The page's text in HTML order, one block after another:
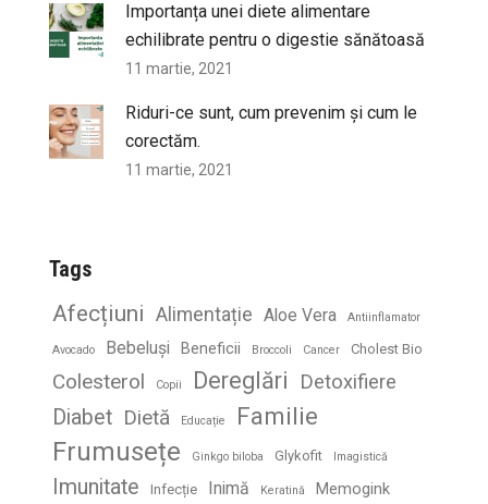
Importanța unei diete alimentare
echilibrate pentru o digestie sănătoasă
11 martie, 2021
Riduri-ce sunt, cum prevenim și cum le
corectăm.
11 martie, 2021
Tags
Afecțiuni Alimentație Aloe Vera Antiinflamator
Avocado Bebeluși Beneficii Broccoli Cancer Cholest Bio
Colesterol Copii Dereglări Detoxifiere
Diabet Dietă Educație Familie
Frumusețe Ginkgo biloba Glykofit Imagistică
Imunitate Infecție Inimă Keratină Memogink